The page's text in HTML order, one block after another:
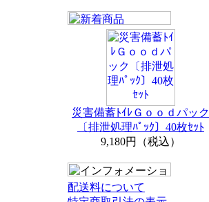
災害備蓄ﾄｲﾚＧｏｏｄパック
〔排泄処理ﾊﾟｯｸ〕40枚ｾｯﾄ
9,180円（税込）
配送料について